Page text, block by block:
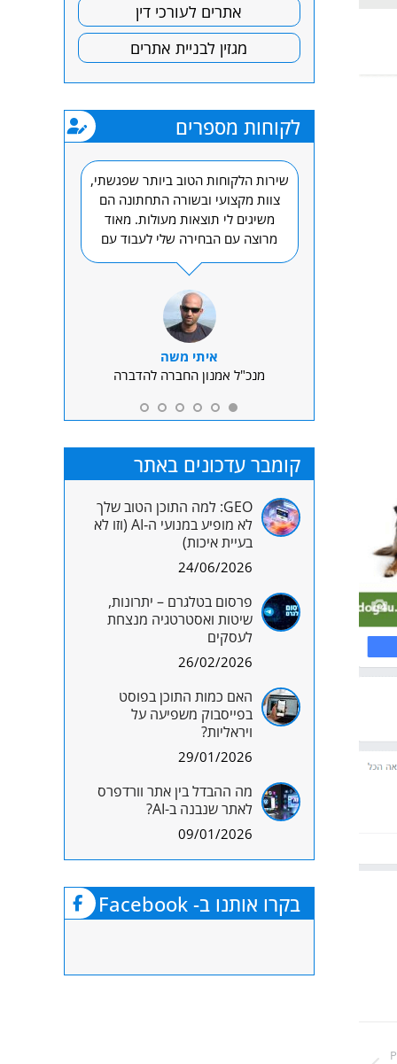
אתרים לעורכי דין
מגזין לבניית אתרים
לקוחות מספרים
באופן שוטף
אמין ומהיר.
שירות הלקוחות הטוב ביותר שפגשתי,
צוות מקצועי ובשורה התחתונה הם
משיגים לי תוצאות מעולות. מאוד
מרוצה עם הבחירה שלי לעבוד עם
קומבר!
איתי משה
מנכ"ל אמנון החברה להדברה
קומבר עדכונים באתר
GEO: למה התוכן הטוב שלך
לא מופיע במנועי ה‑AI (וזו לא
בעיית איכות)
24/06/2026
פרסום בטלגרם – יתרונות,
שיטות ואסטרטגיה מנצחת
לעסקים
26/02/2026
האם כמות התוכן בפוסט
בפייסבוק משפיעה על
ויראליות?
29/01/2026
מה ההבדל בין אתר וורדפרס
לאתר שנבנה ב-AI?
09/01/2026
בקרו אותנו ב- Facebook